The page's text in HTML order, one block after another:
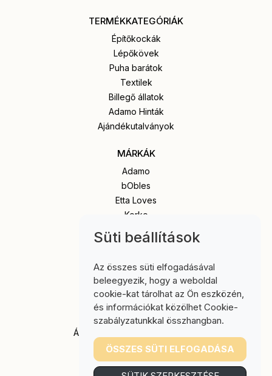
TERMÉKKATEGÓRIÁK
Építőkockák
Lépőkövek
Puha barátok
Textilek
Billegő állatok
Adamo Hinták
Ajándékutalványok
MÁRKÁK
Adamo
bObles
Etta Loves
Korko
Popola
Senger Naturwelt
INFORMÁCIÓ
Impresszum
Szállítási tájékoztató
Általános Szerződési Feltételek
Adatkezelési nyilatkozat
Intézményeknek
Süti beállítások
Az összes süti elfogadásával
beleegyezik, hogy a weboldal
cookie-kat tárolhat az Ön eszközén,
és információkat közölhet Cookie-
szabályzatunkkal összhangban.
ÖSSZES SÜTI ELFOGADÁSA